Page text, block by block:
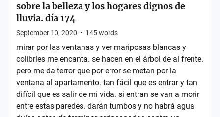
sobre la belleza y los hogares dignos de
lluvia. día 174
September 10, 2020 • 145words
mirar por las ventanas y ver mariposas blancas y
colibríes me encanta. se hacen en el árbol de al frente.
pero me da terror que por error se metan por la
ventana al apartamento. tan fácil que es entrar y tan
difícil que es salir de mi vida. si entran se van a morir
entre estas paredes. darán tumbos y no habrá agua